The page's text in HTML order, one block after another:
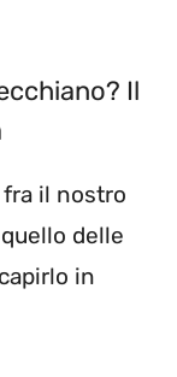
Il
il nostro
delle
in